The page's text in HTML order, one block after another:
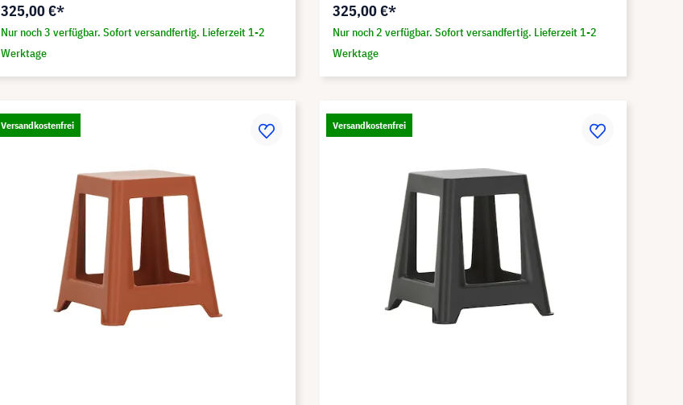
325,00 €*
Nur noch 3 verfügbar. Sofort versandfertig. Lieferzeit 1-2
Werktage
325,00 €*
Nur noch 2 verfügbar. Sofort versandfertig. Lieferzeit 1-2
Werktage
Versandkostenfrei Versandkostenfrei